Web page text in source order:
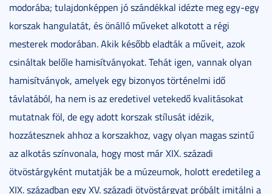
modorába; tulajdonképpen jó szándékkal idézte meg egy-egy
korszak hangulatát, és önálló műveket alkotott a régi
mesterek modorában. Akik később eladták a műveit, azok
csináltak belőle hamisítványokat. Tehát igen, vannak olyan
hamisítványok, amelyek egy bizonyos történelmi idő
távlatából, ha nem is az eredetivel vetekedő kvalitásokat
mutatnak föl, de egy adott korszak stílusát idézik,
hozzátesznek ahhoz a korszakhoz, vagy olyan magas szintű
az alkotás színvonala, hogy most már XIX. századi
ötvöstárgyként mutatják be a múzeumok, holott eredetileg a
XIX. században egy XV. századi ötvöstárgyat próbált imitálni a